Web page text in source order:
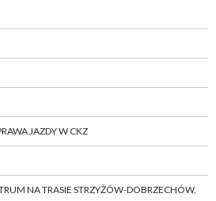
JAZDY W CKZ
NA TRASIE STRZYŻÓW-DOBRZECHÓW.